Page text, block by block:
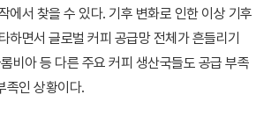
에서 찾을 수 있다. 기후 변화로 인한 이상 기후
하면서 글로벌 커피 공급망 전체가 흔들리기
비아 등 다른 주요 커피 생산국들도 공급 부족
족인 상황이다.